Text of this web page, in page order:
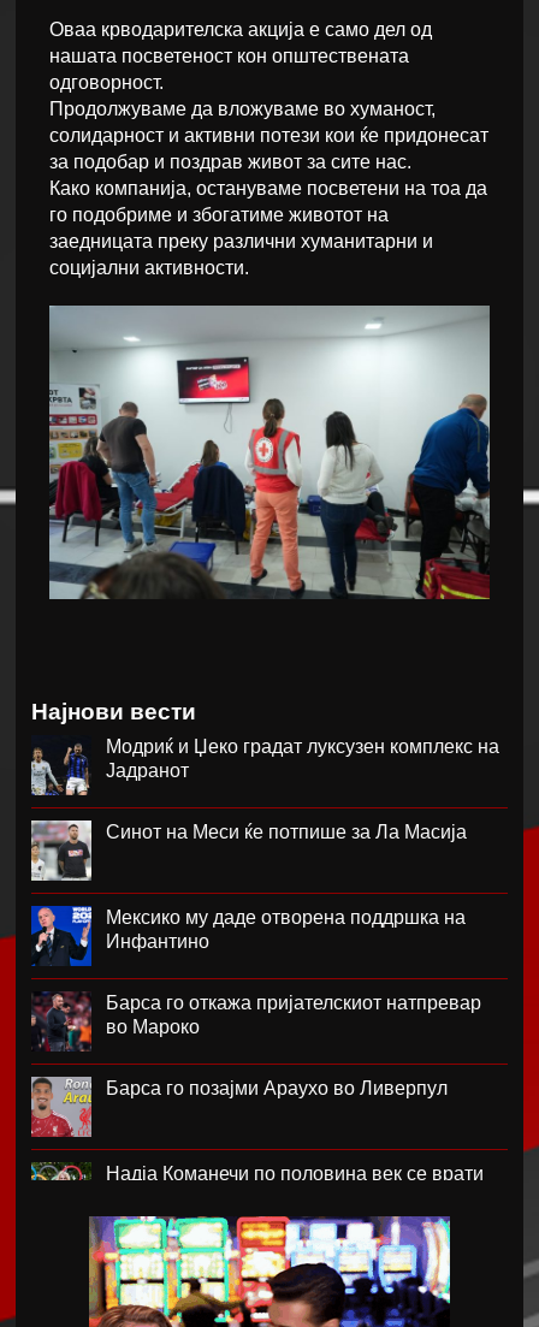
Оваа крводарителска акција е само дел од
нашата посветеност кон општествената
одговорност.
Продолжуваме да вложуваме во хуманост,
солидарност и активни потези кои ќе придонесат
за подобар и поздрав живот за сите нас.
Како компанија, остануваме посветени на тоа да
го подобриме и збогатиме животот на
заедницата преку различни хуманитарни и
социјални активности.
Најнови вести
Модриќ и Џеко градат луксузен комплекс на
Јадранот
Синот на Меси ќе потпише за Ла Масија
Мексико му даде отворена поддршка на
Инфантино
Барса го откажа пријателскиот натпревар
во Мароко
Барса го позајми Араухо во Ливерпул
Надја Команечи по половина век се врати
ФК Пелистер со заштитен бренд по 81
година постоење !